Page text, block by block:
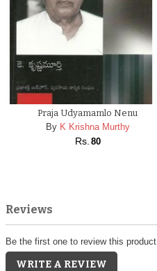
Praja Udyamamlo Nenu
By K Krishna Murthy
Rs. 80
Reviews
Be the first one to review this product
WRITE A REVIEW